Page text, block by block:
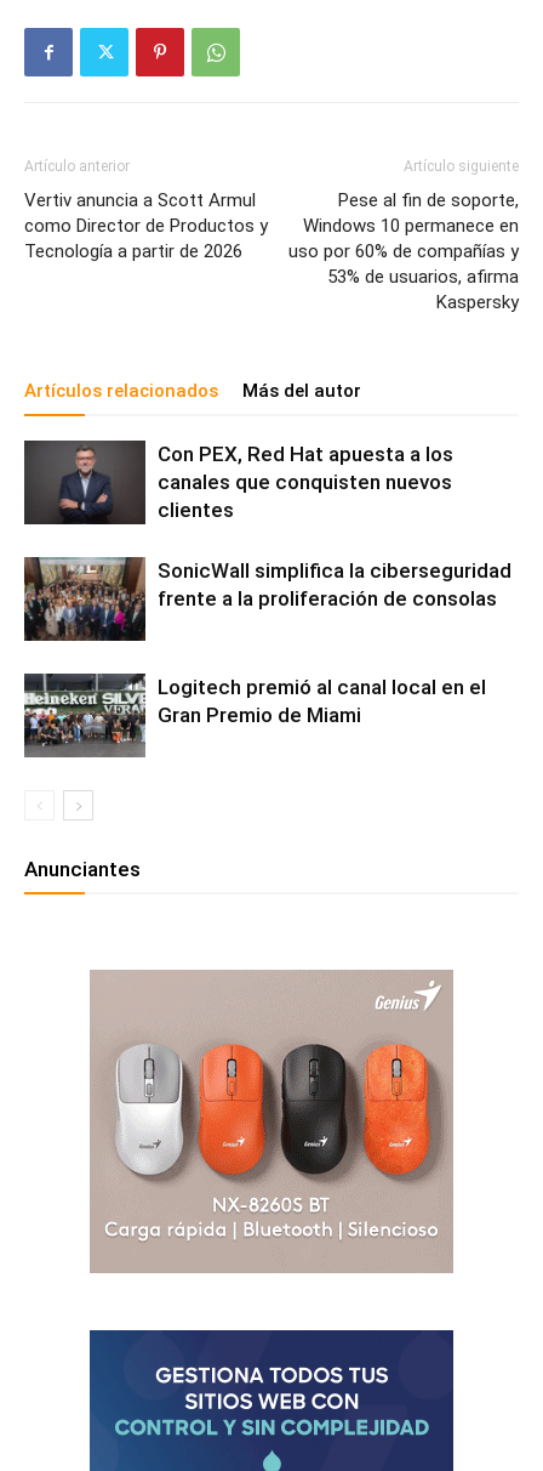
Artículo anterior
Vertiv anuncia a Scott Armul
como Director de Productos y
Tecnología a partir de 2026
Artículo siguiente
Pese al fin de soporte,
Windows 10 permanece en
uso por 60% de compañías y
53% de usuarios, afirma
Kaspersky
Artículos relacionados Más del autor
Con PEX, Red Hat apuesta a los
canales que conquisten nuevos
clientes
SonicWall simplifica la ciberseguridad
frente a la proliferación de consolas
Logitech premió al canal local en el
Gran Premio de Miami
Anunciantes